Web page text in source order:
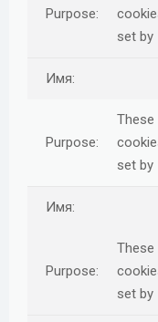
set by
These
set by
These
set by